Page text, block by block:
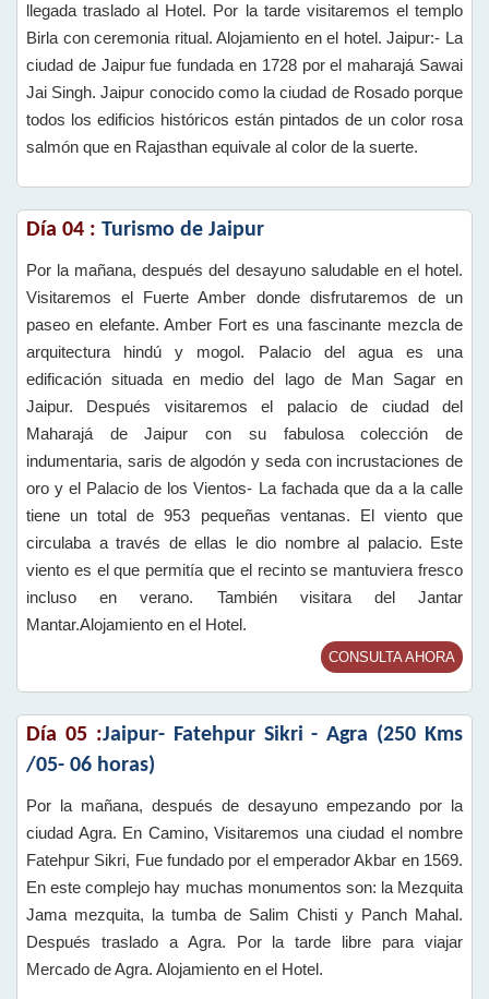
llegada traslado al Hotel. Por la tarde visitaremos el templo
Birla con ceremonia ritual. Alojamiento en el hotel. Jaipur:- La
ciudad de Jaipur fue fundada en 1728 por el maharajá Sawai
Jai Singh. Jaipur conocido como la ciudad de Rosado porque
todos los edificios históricos están pintados de un color rosa
salmón que en Rajasthan equivale al color de la suerte.
Día 04 : Turismo de Jaipur
Por la mañana, después del desayuno saludable en el hotel.
Visitaremos el Fuerte Amber donde disfrutaremos de un
paseo en elefante. Amber Fort es una fascinante mezcla de
arquitectura hindú y mogol. Palacio del agua es una
edificación situada en medio del lago de Man Sagar en
Jaipur. Después visitaremos el palacio de ciudad del
Maharajá de Jaipur con su fabulosa colección de
indumentaria, saris de algodón y seda con incrustaciones de
oro y el Palacio de los Vientos- La fachada que da a la calle
tiene un total de 953 pequeñas ventanas. El viento que
circulaba a través de ellas le dio nombre al palacio. Este
viento es el que permitía que el recinto se mantuviera fresco
incluso en verano. También visitara del Jantar
Mantar.Alojamiento en el Hotel.
CONSULTA AHORA
Día 05 :Jaipur- Fatehpur Sikri - Agra (250 Kms
/05- 06 horas)
Por la mañana, después de desayuno empezando por la
ciudad Agra. En Camino, Visitaremos una ciudad el nombre
Fatehpur Sikri, Fue fundado por el emperador Akbar en 1569.
En este complejo hay muchas monumentos son: la Mezquita
Jama mezquita, la tumba de Salim Chisti y Panch Mahal.
Después traslado a Agra. Por la tarde libre para viajar
Mercado de Agra. Alojamiento en el Hotel.